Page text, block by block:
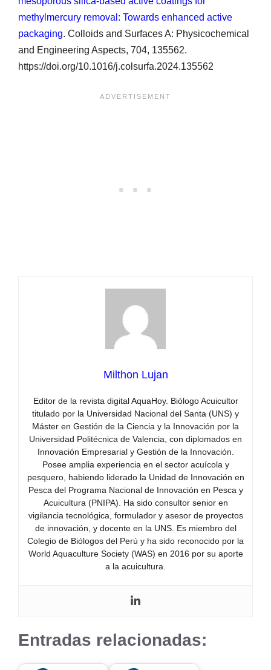
methylmercury removal: Towards enhanced active
packaging. Colloids and Surfaces A: Physicochemical
and Engineering Aspects, 704, 135562.
https://doi.org/10.1016/j.colsurfa.2024.135562
Milthon Lujan
Editor de la revista digital AquaHoy. Biólogo Acuicultor
titulado por la Universidad Nacional del Santa (UNS) y
Máster en Gestión de la Ciencia y la Innovación por la
Universidad Politécnica de Valencia, con diplomados en
Innovación Empresarial y Gestión de la Innovación.
Posee amplia experiencia en el sector acuícola y
pesquero, habiendo liderado la Unidad de Innovación en
Pesca del Programa Nacional de Innovación en Pesca y
Acuicultura (PNIPA). Ha sido consultor senior en
vigilancia tecnológica, formulador y asesor de proyectos
de innovación, y docente en la UNS. Es miembro del
Colegio de Biólogos del Perú y ha sido reconocido por la
World Aquaculture Society (WAS) en 2016 por su aporte
a la acuicultura.
Entradas relacionadas: